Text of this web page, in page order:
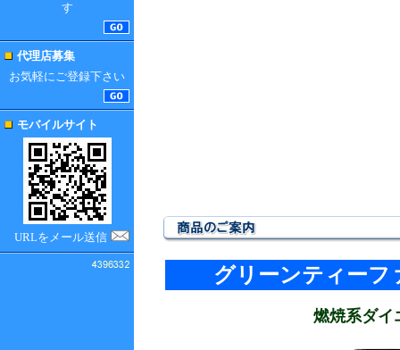
す
代理店募集
お気軽にご登録下さい
モバイルサイト
URLをメール送信
グリーンティーフ
燃焼系ダイ